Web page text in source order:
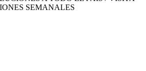
SEMANALES